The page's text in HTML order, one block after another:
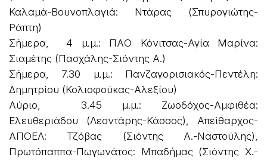
Καλαμά-Βουνοπλαγιά: Ντάρας (Σπυρογιώτης-
Ράπτη)
Σήμερα, 4 μ.μ.: ΠΑΟ Κόνιτσας-Αγία Μαρίνα:
Σιαμέτης (Πασχάλης-Σιόντης Α.)
Σήμερα, 7.30 μ.μ.: Πανζαγορισιακός-Πεντέλη:
Δημητρίου (Κολιοφούκας-Αλεξίου)
Αύριο, 3.45 μ.μ.: Ζωοδόχος-Αμφιθέα:
Ελευθεριάδου (Λεοντάρης-Κάσσος), Απείθαρχος-
ΑΠΟΕΛ: Τζόβας (Σιόντης Α.-Ναστούλης),
Πρωτόπαππα-Πωγωνάτος: Μπαδήμας (Σιόντης Χ.-